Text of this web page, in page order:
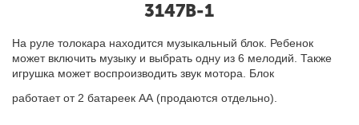
3147B-1
На руле толокара находится музыкальный блок Ребенок
может включить музыку и выбрать одну из 6 мелодий. Также
игрушка может воспроизводить звук мотора. Блок
работает от 2 батареек АА (продаются отдельно).